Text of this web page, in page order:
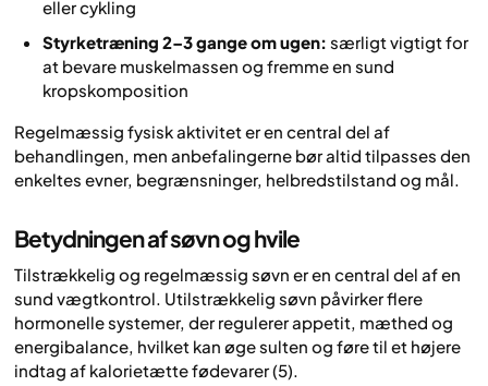
eller cykling
Styrketræning 2–3 gange om ugen: særligt vigtigt for
at bevare muskelmassen og fremme en sund
kropskomposition
Regelmæssig fysisk aktivitet er en central del af
behandlingen, men anbefalingerne bør altid tilpasses den
enkeltes evner, begrænsninger, helbredstilstand og mål.
Betydningen af søvn og hvile
Tilstrækkelig og regelmæssig søvn er en central del af en
sund vægtkontrol. Utilstrækkelig søvn påvirker flere
hormonelle systemer, der regulerer appetit, mæthed og
energibalance, hvilket kan øge sulten og føre til et højere
indtag af kalorietætte fødevarer (5).